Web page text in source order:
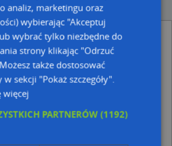
kodów pocztowych
analiz, marketingu oraz
wybierając "Akceptuj
wybrać tylko niezbędne do
strony klikając "Odrzuć
także dostosować
sekcji "Pokaż szczegóły".
więcej
PARTNERÓW(1192)